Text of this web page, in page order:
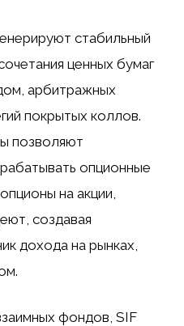
стабильный
ценных бумаг
арбитражных
покрытых коллов.
позволяют
опционные
на акции,
создавая
дохода на рынках,
фондов, SIF